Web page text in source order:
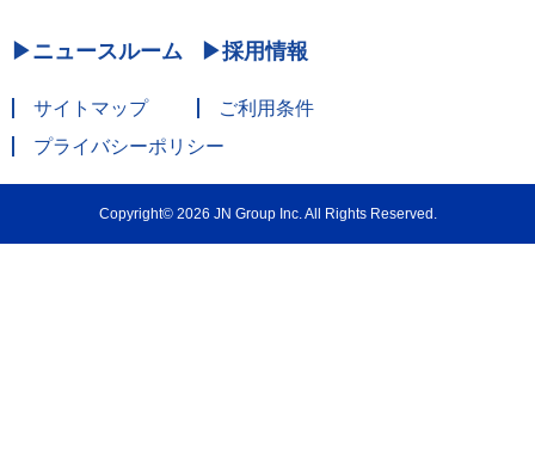
ニュースルーム 採用情報
サイトマップ
ご利用条件
プライバシーポリシー
Copyright© 2026 JN Group Inc. All Rights Reserved.